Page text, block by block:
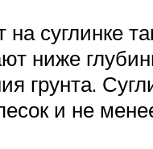
суглинке
ниже
грунта.
и не